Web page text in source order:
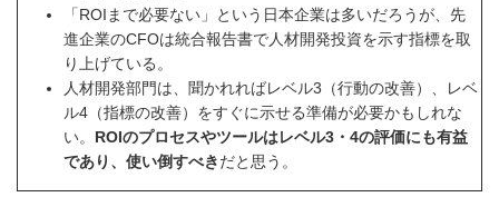
「ROIまで必要ない」という日本企業は多いだろうが、先
進企業のCFOは統合報告書で人材開発投資を示す指標を取
り上げている。
人材開発部門は、聞かれればレベル3（行動の改善）、レベ
ル4（指標の改善）をすぐに示せる準備が必要かもしれな
い。 ROIのプロセスやツールはレベル3・4の評価にも有益
であり、使い倒すべきだと思う。